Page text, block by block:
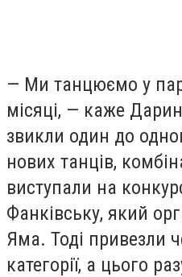
— Ми танцюємо у
місяці, — каже
звикли один до
нових танців,
виступали на
Фанківську, який
Яма. Тоді привезли
категорії, а цього